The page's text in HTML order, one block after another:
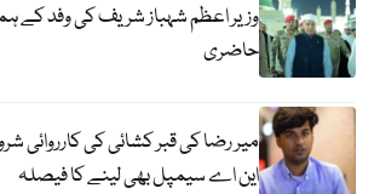
وزیر اعظم شہباز شریف کی وفد کے
حاضری
میر رضا کی قبر کشائی کی کارروائی
این اے سیمپل بھی لینے کا فیصلہ